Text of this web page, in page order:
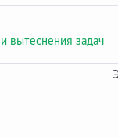
вытеснения задач